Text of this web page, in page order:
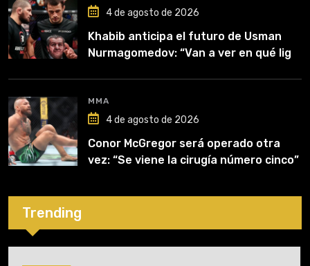
4 de agosto de 2026
Khabib anticipa el futuro de Usman
Nurmagomedov: “Van a ver en qué liga
MMA
4 de agosto de 2026
Conor McGregor será operado otra
vez: “Se viene la cirugía número cinco”
Trending